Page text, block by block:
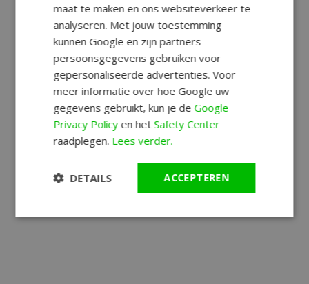
maat te maken en ons websiteverkeer te
analyseren. Met jouw toestemming
kunnen Google en zijn partners
persoonsgegevens gebruiken voor
gepersonaliseerde advertenties. Voor
meer informatie over hoe Google uw
gegevens gebruikt, kun je deGoogle
Privacy Policyen hetSafety Center
raadplegen. Lees verder.
ACCEPTEREN
DETAILS